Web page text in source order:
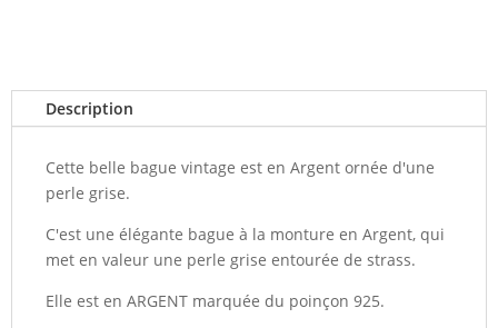
Description
Cette belle bague vintage est en Argent ornée d'une
perle grise.
C'est une élégante bague à la monture en Argent, qui
met en valeur une perle grise entourée de strass.
Elle est en ARGENT marquée du poinçon 925.